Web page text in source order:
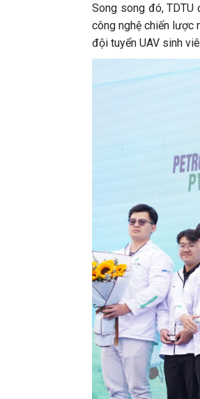
Song song đó,
công nghệ chiến lược
đội tuyển UAV sinh